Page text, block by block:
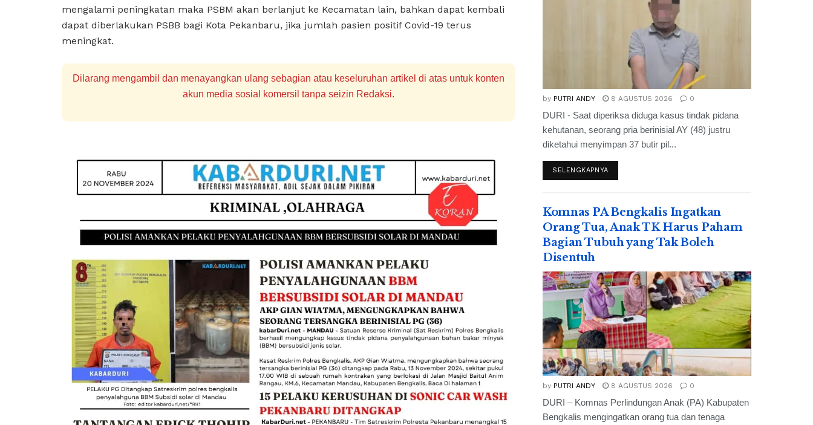
mengalami peningkatan maka PSBM akan berlanjut ke Kecamatan lain, bahkan dapat kembali
dapat diberlakukan PSBB bagi Kota Pekanbaru, jika jumlah pasien positif Covid-19 terus
meningkat.
Dilarang mengambil dan menayangkan ulang sebagian atau keseluruhan artikel di atas untuk konten
akun media sosial komersil tanpa seizin Redaksi.
by PUTRI ANDY 8 AGUSTUS 2026 0
DURI - Saat diperiksa diduga kasus tindak pidana
kehutanan, seorang pria berinisial AY (48) justru
diketahui menyimpan 37 butir pil...
SELENGKAPNYA
Komnas PA Bengkalis Ingatkan
Orang Tua, Anak TK Harus Paham
Bagian Tubuh yang Tak Boleh
Disentuh
by PUTRI ANDY 8 AGUSTUS 2026 0
DURI – Komnas Perlindungan Anak (PA) Kabupaten
Bengkalis mengingatkan orang tua dan tenaga